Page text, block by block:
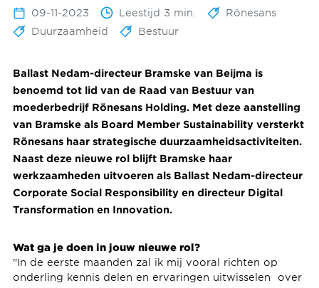
09-11-2023 Leestijd 3 min.
Rönesans
Duurzaamheid
Bestuur
Ballast Nedam-directeur Bramske van Beijma is
benoemd tot lid van de Raad van Bestuur van
moederbedrijf Rönesans Holding. Met deze aanstelling
van Bramske als Board Member Sustainability versterkt
Rönesans haar strategische duurzaamheidsactiviteiten.
Naast deze nieuwe rol blijft Bramske haar
werkzaamheden uitvoeren als Ballast Nedam-directeur
Corporate Social Responsibility en directeur Digital
Transformation en Innovation.
Wat ga je doen in jouw nieuwe rol?
"In de eerste maanden zal ik mij vooral richten op
onderling kennis delen en ervaringen uitwisselen over